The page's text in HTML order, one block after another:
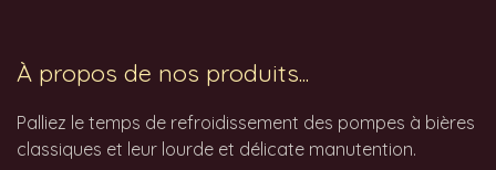
À propos de nos produits...
Palliez le temps de refroidissement des pompes à bières
classiques et leur lourde et délicate manutention.